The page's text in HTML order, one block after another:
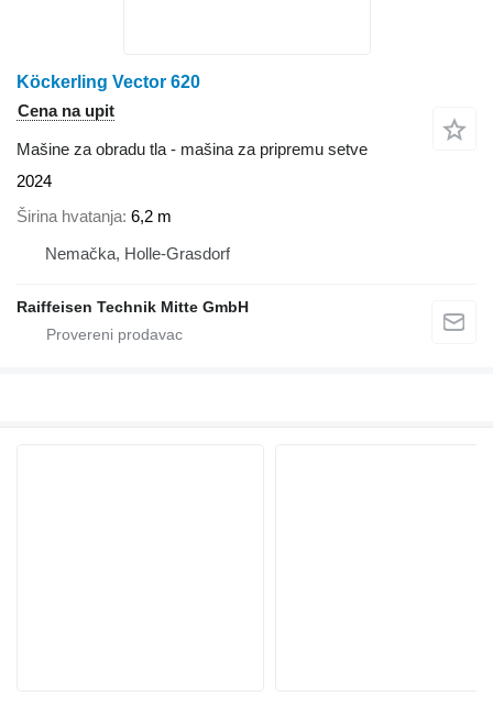
Köckerling Vector 620
Cena na upit
Mašine za obradu tla - mašina za pripremu setve
2024
Širina hvatanja 6,2 m
Nemačka, Holle-Grasdorf
Raiffeisen Technik Mitte GmbH